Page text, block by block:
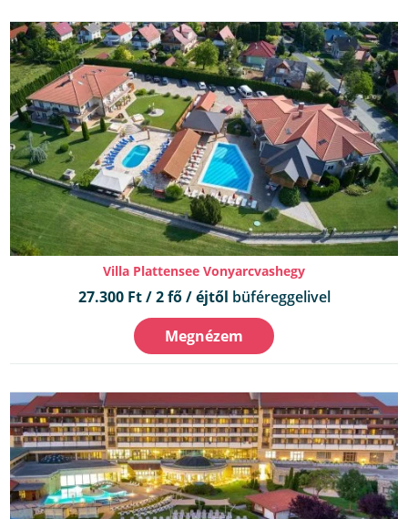
Villa Plattensee Vonyarcvashegy
27.300 Ft / 2 fő / éjtől büféreggelivel
Megnézem